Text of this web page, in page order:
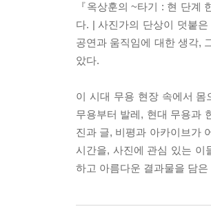
『옥상훈의 ~타기 : 현 단계
다. | 사진가의 단상이 덧붙
공연과 움직임에 대한 생각,
았다.
이 시대 무용 현장 속에서 몸
무용부터 발레, 현대 무용과
진과 글, 비평과 아카이브가
시간을, 사진에 관심 있는 이
하고 아름다운 결과물을 담